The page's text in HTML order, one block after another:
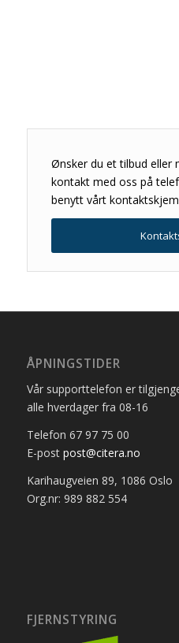
Ønsker du et tilbud eller
kontakt med oss på
benytt vårt
ÅPNINGSTIDER
Vår supporttelefon er
alle hverdager fra 08-16
Telefon 67 97 75 00
E-post post@citera.no
Karihaugveien 89, 1086 Oslo
Org.nr: 989 882 554
FJERNSTYRING